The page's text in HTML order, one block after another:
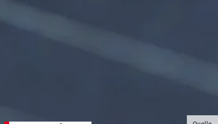
©B.G.